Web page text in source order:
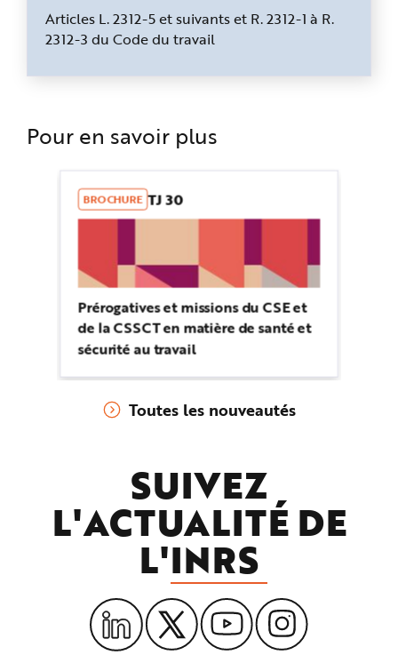
Articles L. 2312-5 et suivants et R. 2312-1 à R.
2312-3 du Code du travail
Pour en savoir plus
BROCHURE TJ 30
Prérogatives et missions du CSE et
de la CSSCT en matière de santé et
sécurité au travail
Toutes les nouveautés
SUIVEZ
L'ACTUALITÉ DE
L'INRS